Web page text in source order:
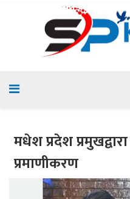
मधेश प्रदेश
प्रमाणीकरण